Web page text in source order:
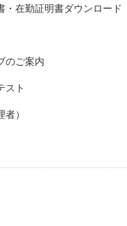
・在勤証明書ダウンロード
のご案内
スト
）